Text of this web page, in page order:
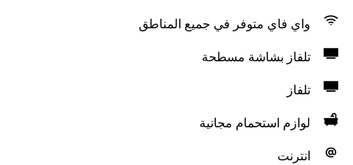
واي فاي متوفر في جميع المناطق
تلفاز بشاشة مسطحة
تلفاز
لوازم استحمام مجانية
انترنت